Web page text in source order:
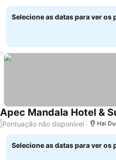
Selecione as datas para ver os
Apec Mandala Hotel &
/Pontuação não disponível Hai
Selecione as datas para ver os